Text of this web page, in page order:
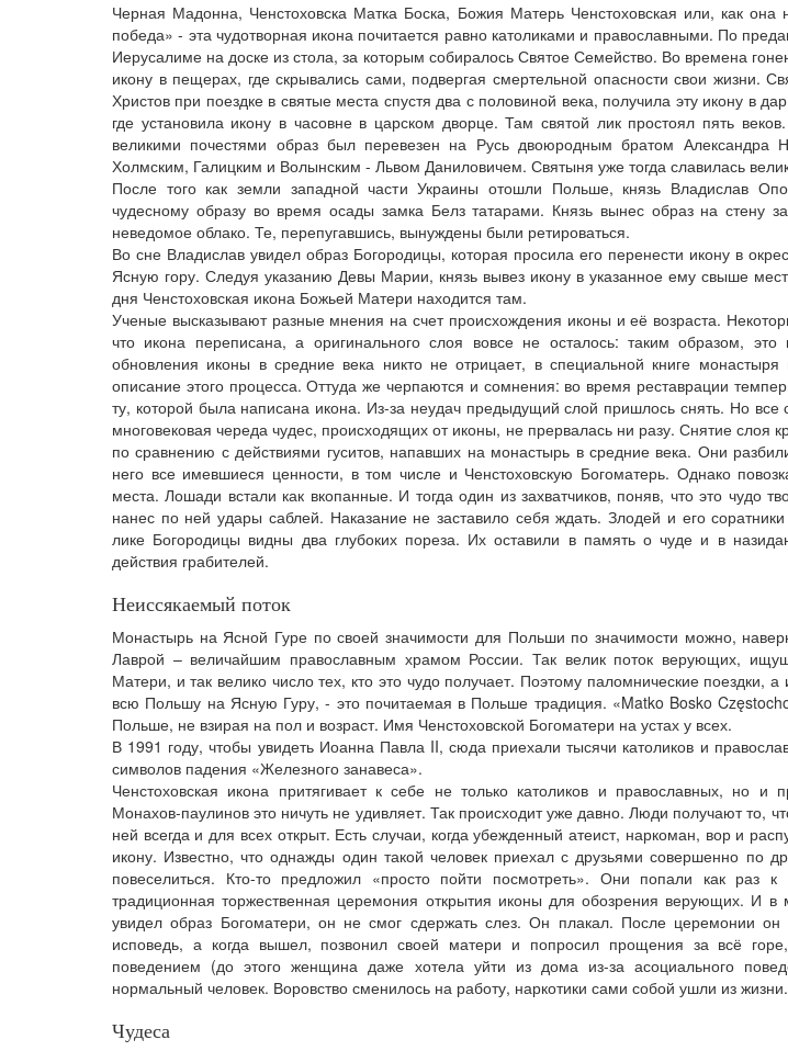
Черная Мадонна, Ченстоховска Матка Боска, Божия Матерь Ченстоховская или, как она
победа» - эта чудотворная икона почитается равно католиками и православными. По
Иерусалиме на доске из стола, за которым собиралось Святое Семейство. Во времена
икону в пещерах, где скрывались сами, подвергая смертельной опасности свои жизни.
Христов при поездке в святые места спустя два с половиной века, получила эту икону в
где установила икону в часовне в царском дворце. Там святой лик простоял пять
великими почестями образ был перевезен на Русь двоюродным братом Александра
Холмским, Галицким и Волынским - Львом Даниловичем. Святыня уже тогда славилась
После того как земли западной части Украины отошли Польше, князь Владислав
чудесному образу во время осады замка Белз татарами. Князь вынес образ на стену
неведомое облако. Те, перепугавшись, вынуждены были ретироваться.
Во сне Владислав увидел образ Богородицы, которая просила его перенести икону в
Ясную гору. Следуя указанию Девы Марии, князь вывез икону в указанное ему свыше
дня Ченстоховская икона Божьей Матери находится там.
Ученые высказывают разные мнения на счет происхождения иконы и её возраста.
что икона переписана, а оригинального слоя вовсе не осталось: таким образом,
обновления иконы в средние века никто не отрицает, в специальной книге монастыря
описание этого процесса. Оттуда же черпаются и сомнения: во время реставрации
ту, которой была написана икона. Из-за неудач предыдущий слой пришлось снять. Но все
многовековая череда чудес, происходящих от иконы, не прервалась ни разу. Снятие слоя
по сравнению с действиями гуситов, напавших на монастырь в средние века. Они
него все имевшиеся ценности, в том числе и Ченстоховскую Богоматерь. Однако
места. Лошади встали как вкопанные. И тогда один из захватчиков, поняв, что это чудо
нанес по ней удары саблей. Наказание не заставило себя ждать. Злодей и его
лике Богородицы видны два глубоких пореза. Их оставили в память о чуде и в
действия грабителей.
Неиссякаемый поток
Монастырь на Ясной Гуре по своей значимости для Польши по значимости можно,
Лаврой – величайшим православным храмом России. Так велик поток верующих,
Матери, и так велико число тех, кто это чудо получает. Поэтому паломнические поездки,
всю Польшу на Ясную Гуру, - это почитаемая в Польше традиция. «Matko Bosko
Польше, не взирая на пол и возраст. Имя Ченстоховской Богоматери на устах у всех.
В 1991 году, чтобы увидеть Иоанна Павла II, сюда приехали тысячи католиков и
символов падения «Железного занавеса».
Ченстоховская икона притягивает к себе не только католиков и православных, но и
Монахов-паулинов это ничуть не удивляет. Так происходит уже давно. Люди получают то,
ней всегда и для всех открыт. Есть случаи, когда убежденный атеист, наркоман, вор и
икону. Известно, что однажды один такой человек приехал с друзьями совершенно по
повеселиться. Кто-то предложил «просто пойти посмотреть». Они попали как раз к
традиционная торжественная церемония открытия иконы для обозрения верующих. И в
увидел образ Богоматери, он не смог сдержать слез. Он плакал. После церемонии
исповедь, а когда вышел, позвонил своей матери и попросил прощения за всё
поведением (до этого женщина даже хотела уйти из дома из-за асоциального
нормальный человек. Воровство сменилось на работу, наркотики сами собой ушли из жизни.
Чудеса